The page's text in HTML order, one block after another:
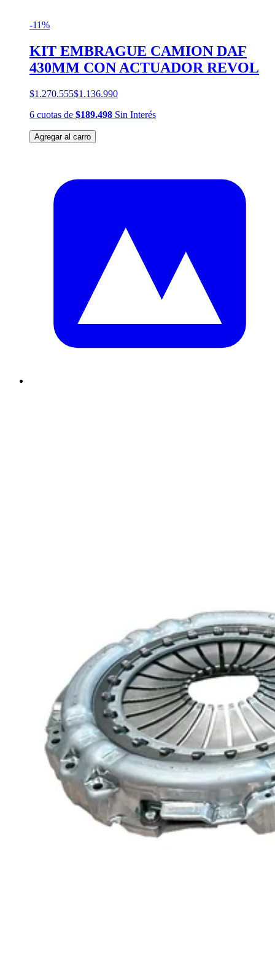
-11%
KIT EMBRAGUE CAMION DAF
430MM CON ACTUADOR REVOL
$1.270.555$1.136.990
6 cuotas de $189.498 Sin Interés
Agregar al carro